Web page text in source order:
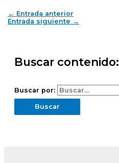
← Entrada anterior
Entrada siguiente →
Buscar contenido:
Buscar por: